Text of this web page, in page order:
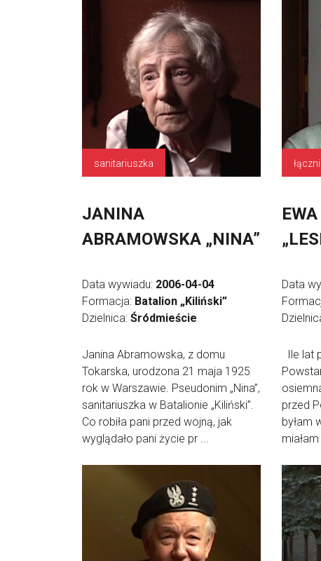
sanitariuszka
JANINA
ABRAMOWSKA „NINA”
Data wywiadu: 2006-04-04
Formacja: Batalion „Kiliński”
Dzielnica: Śródmieście
Janina Abramowska, z domu
Tokarska, urodzona 21 maja 1925
rok w Warszawie. Pseudonim „Nina”,
sanitariuszka w Batalionie „Kiliński”.
Co robiła pani przed wojną, jak
wyglądało pani życie pr ...
Data
Ile lat
przed
byłam